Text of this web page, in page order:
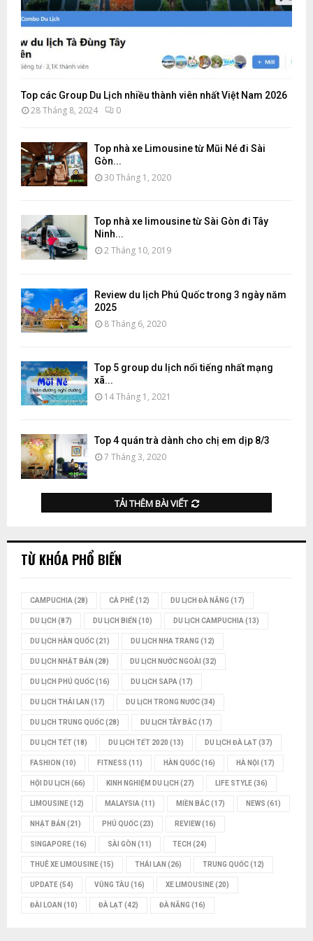
Top các Group Du Lịch nhiều thành viên nhất Việt Nam 2026
28 Tháng 8, 2024 0
Top nhà xe Limousine từ Mũi Né đi Sài
Gòn...
30 Tháng 1, 2020
Top nhà xe limousine từ Sài Gòn đi Tây
Ninh...
2 Tháng 10, 2019
Review du lịch Phú Quốc trong 3 ngày năm
2025
8 Tháng 6, 2020
Top 5 group du lịch nổi tiếng nhất mạng
xã...
14 Tháng 1, 2021
Top 4 quán trà dành cho chị em dịp 8/3
7 Tháng 3, 2020
TẢI THÊM BÀI VIẾT
TỪ KHÓA PHỔ BIẾN
CAMPUCHIA (28) CÀ PHÊ(12) DU LỊCH ĐÀ NẴNG (17)
DU LỊCH (87) DU LỊCH BIỂN (10) DU LỊCH CAMPUCHIA (13)
DU LỊCH HÀN QUỐC(21) DU LỊCH NHA TRANG (12)
DU LỊCH NHẬT BẢN (28) DU LỊCH NƯỚC NGOÀI (32)
DU LỊCH PHÚ QUỐC(16) DU LỊCH SAPA (17)
DU LỊCH THÁI LAN (17) DU LỊCH TRONG NƯỚC(34)
DU LỊCH TRUNG QUỐC(28) DU LỊCH TÂY BẮC(17)
DU LỊCH TẾT(18) DU LỊCH TẾT 2020 (13) DU LỊCH ĐÀ LẠT(37)
FASHION (10) FITNESS (11) HÀN QUỐC(16) HÀ NỘI (17)
HỘI DU LỊCH (66) KINH NGHIỆM DU LỊCH (27) LIFE STYLE(36)
LIMOUSINE(12) MALAYSIA (11) MIỀN BẮC(17) NEWS (61)
NHẬT BẢN (21) PHÚ QUỐC(23) REVIEW(16)
SINGAPORE(16) SÀI GÒN (11) TECH (24)
THUÊ XE LIMOUSINE(15) THÁI LAN (26) TRUNG QUỐC(12)
UPDATE(54) VŨNG TÀU (16) XE LIMOUSINE(20)
ĐÀI LOAN (10) ĐÀ LẠT(42) ĐÀ NẴNG (16)